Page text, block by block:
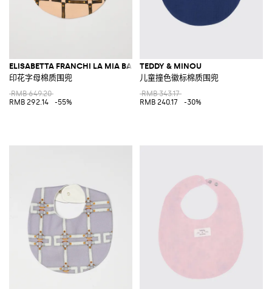
ELISABETTA FRANCHI LA MIA BAMBINA
印花字母棉质围兜
RMB 649.20
RMB 292.14
-55%
TEDDY & MINOU
儿童撞色徽标棉质围兜
RMB 343.17
RMB 240.17
-30%